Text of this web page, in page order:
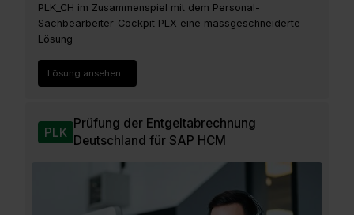
PLK_CH im Zusammenspiel mit dem Personal-
Sachbearbeiter-Cockpit PLX eine massgeschneiderte
Lösung
Lösung ansehen
PLK
Prüfung der Entgeltabrechnung
Deutschland für SAP HCM